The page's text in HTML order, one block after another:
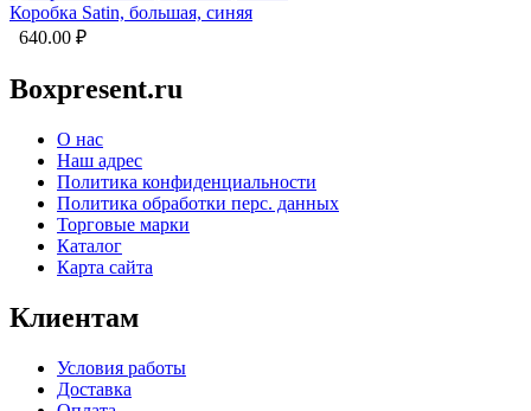
Коробка Satin, большая, синяя
640.00 ₽
Boxpresent.ru
О нас
Наш адрес
Политика конфиденциальности
Политика обработки перс. данных
Торговые марки
Каталог
Карта сайта
Клиентам
Условия работы
Доставка